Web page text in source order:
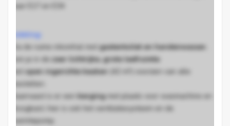
naar E17 en E34
Indeling:
Via de ruime inkomhal metgastentoilet en handenwasser
kom je in de zeer lichtrijke, grote leefruimte
met open ingerichte keuken
(42 m²) voorzien van alle
toestellen.
Daarnaast is er een bergingmet plaats voor wasmachine en
droogkast, hier is ook het ventilatiesysteem en de
warmtepomp.